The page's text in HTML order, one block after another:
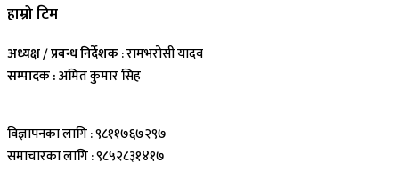
हाम्रो टिम
अध्यक्ष / प्रबन्ध निर्देशक: रामभरोसी यादव
सम्पादक :अमित कुमार सिह
विज्ञापनका लागि : ९८११७६७२९७
समाचारका लागि : ९८५२८३१४१७